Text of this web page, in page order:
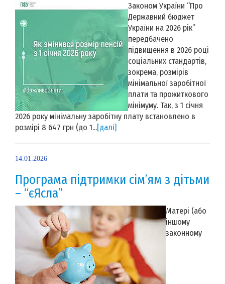
Законом України “Про
Державний бюджет
України на 2026 рік”
передбачено
підвищення в 2026 році
соціальних стандартів,
зокрема, розмірів
мінімальної заробітної
плати та прожиткового
мінімуму. Так, з 1 січня
2026 року мінімальну заробітну плату встановлено в
розмірі 8 647 грн (до 1...[далі]
14.01.2026
Програма підтримки сім’ям з дітьми
– “єЯсла”
Матері (або
іншому
законному